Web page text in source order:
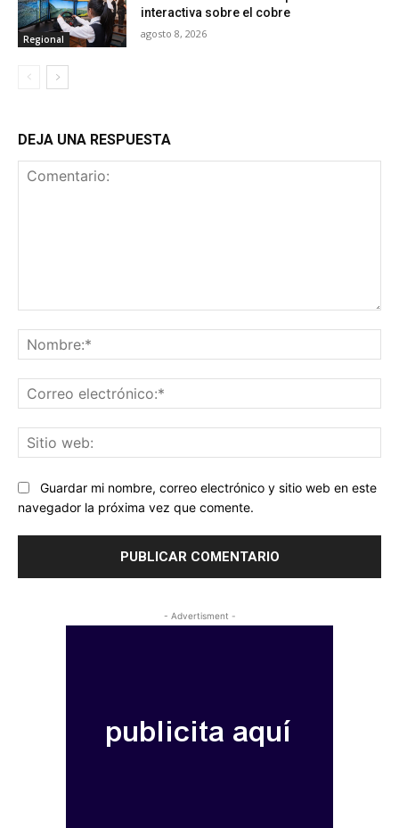
Regional
interactiva sobre el cobre
agosto 8, 2026
DEJA UNA RESPUESTA
Guardar mi nombre, correo electrónico y sitio web en este
navegador la próxima vez que comente.
- Advertisment -